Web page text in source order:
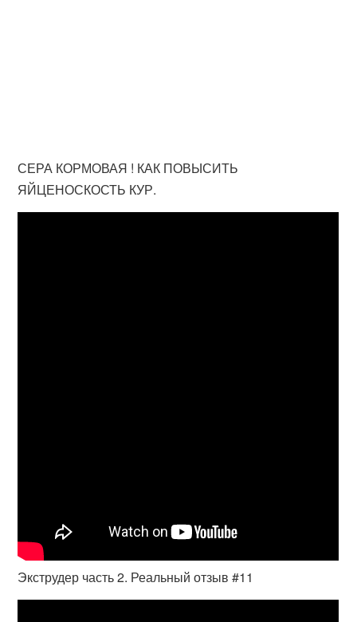
СЕРА КОРМОВАЯ ! КАК ПОВЫСИТЬ
ЯЙЦЕНОСКОСТЬ КУР.
Экструдер часть 2. Реальный отзыв #11